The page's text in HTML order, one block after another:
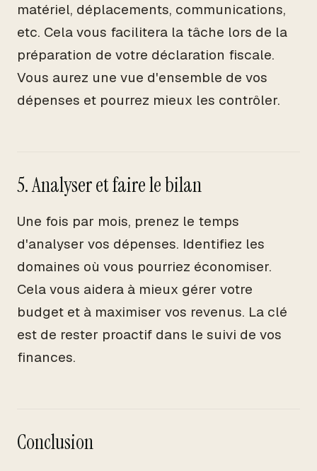
matériel, déplacements, communications,
etc. Cela vous facilitera la tâche lors de la
préparation de votre déclaration fiscale.
Vous aurez une vue d'ensemble de vos
dépenses et pourrez mieux les contrôler.
5. Analyser et faire le bilan
Une fois par mois, prenez le temps
d'analyser vos dépenses. Identifiez les
domaines où vous pourriez économiser.
Cela vous aidera à mieux gérer votre
budget et à maximiser vos revenus. La clé
est de rester proactif dans le suivi de vos
finances.
Conclusion